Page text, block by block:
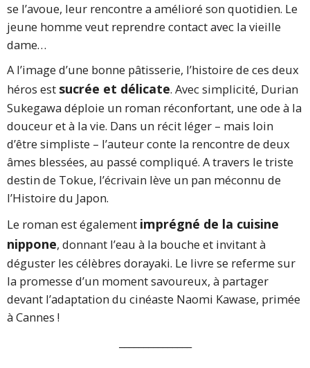
se l’avoue, leur rencontre a amélioré son quotidien. Le
jeune homme veut reprendre contact avec la vieille
dame…
A l’image d’une bonne pâtisserie, l’histoire de ces deux
héros est sucrée et délicate. Avec simplicité, Durian
Sukegawa déploie un roman réconfortant, une ode à la
douceur et à la vie. Dans un récit léger – mais loin
d’être simpliste – l’auteur conte la rencontre de deux
âmes blessées, au passé compliqué. A travers le triste
destin de Tokue, l’écrivain lève un pan méconnu de
l’Histoire du Japon.
Le roman est également imprégné de la cuisine
nippone, donnant l’eau à la bouche et invitant à
déguster les célèbres dorayaki. Le livre se referme sur
la promesse d’un moment savoureux, à partager
devant l’adaptation du cinéaste Naomi Kawase, primée
à Cannes !